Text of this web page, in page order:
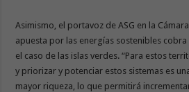
Asimismo, el portavoz de ASG en la
apuesta por las energías sostenibles
el caso de las islas verdes. “Para estos
y priorizar y potenciar estos sistemas es
mayor riqueza, lo que permitirá